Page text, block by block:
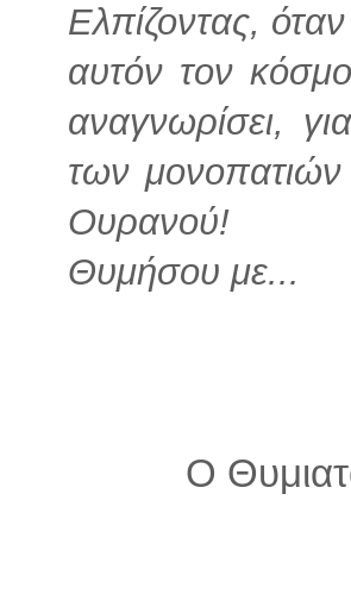
Ελπίζοντας,
αυτόν τον
αναγνωρίσει,
των
Ουρανού!
Θυμήσου με...
Ο